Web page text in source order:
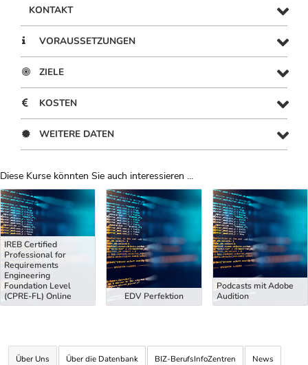
KONTAKT
VORAUSSETZUNGEN
ZIELE
KOSTEN
WEITERE DATEN
Diese Kurse könnten Sie auch interessieren ...
Uber Weiterbildungsvorschläge
IREB Certified
Professional for
Requirements
Engineering
Foundation Level
(CPRE-FL) Online
EDV Perfektion
Podcasts mit Adobe
Audition
Über Uns Über die Datenbank BIZ-BerufsInfoZentren News